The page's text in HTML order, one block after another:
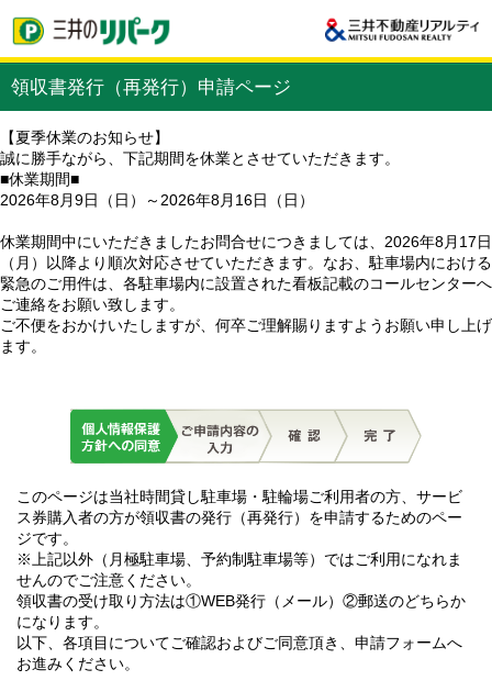
領収書発行（再発行）申請ページ
【夏季休業のお知らせ】
誠に勝手ながら、下記期間を休業とさせていただきます。
■休業期間■
2026年8月9日（日）～2026年8月16日（日）
休業期間中にいただきましたお問合せにつきましては、2026年8月17日
（月）以降より順次対応させていただきます。なお、駐車場内における
緊急のご用件は、各駐車場内に設置された看板記載のコールセンターへ
ご連絡をお願い致します。
ご不便をおかけいたしますが、何卒ご理解賜りますようお願い申し上げ
ます。
このページは当社時間貸し駐車場・駐輪場ご利用者の方、サービ
ス券購入者の方が領収書の発行（再発行）を申請するためのペー
ジです。
※上記以外（月極駐車場、予約制駐車場等）ではご利用になれま
せんのでご注意ください。
領収書の受け取り方法は①WEB発行（メール）②郵送のどちらか
になります。
以下、各項目についてご確認およびご同意頂き、申請フォームへ
お進みください。